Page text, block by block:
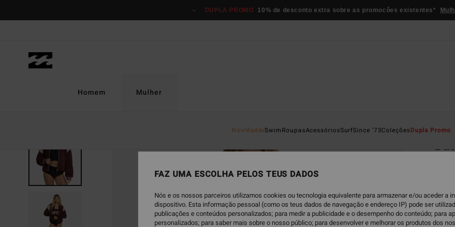
produto
DUPLA PROMO 10% de desconto extra sobre as promocôes existentes*
Homem Mulher
NovidadesSwimRoupasAcessóriosSurfSince '73ColeçõesDupla Promo
€
€
FAZ UMA ESCOLHA PELOS TEUS DADOS
Nós e os nossos parceiros utilizamos cookies ou tecnologia equivalente para armazenar e/ou aceder a
dispositivo. Esta informação pessoal (como os teus dados de navegação e endereço IP) pode ser
publicações e conteúdos personalizados; para medir a publicidade e o desempenho do conteúdo; para
personalizados; para saber mais sobre o nosso público; para desenvolver e melhorar os produtos dos